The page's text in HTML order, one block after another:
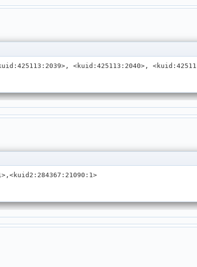
<kuid:425113:2040>,